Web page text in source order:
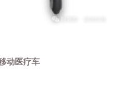
动医疗车